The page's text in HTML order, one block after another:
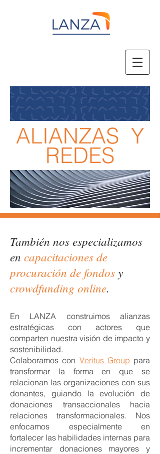
ALIANZAS Y
REDES
También nos especializamos
en capacitaciones de
procuración de fondosy
crowdfunding online.
En LANZA construimos alianzas
estratégicas con actores que
comparten nuestra visión de impacto y
sostenibilidad.
Colaboramos con Veritus Group para
transformar la forma en que se
relacionan las organizaciones con sus
donantes, guiando la evolución de
donaciones transaccionales hacia
relaciones transformacionales. Nos
enfocamos especialmente en
fortalecer las habilidades internas para
incrementar donaciones mayores y